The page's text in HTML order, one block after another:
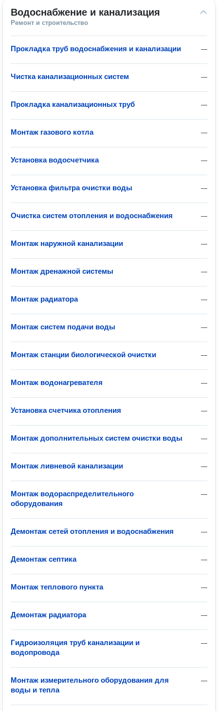
Водоснабжение и канализация
Ремонт и строительство
—
Прокладка труб водоснабжения и канализации
—
Чистка канализационных систем
—
Прокладка канализационных труб
—
Монтаж газового котла
—
Установка водосчетчика
—
Установка фильтра очистки воды
—
Очистка систем отопления и водоснабжения
—
Монтаж наружной канализации
—
Монтаж дренажной системы
—
Монтаж радиатора
—
Монтаж систем подачи воды
—
Монтаж станции биологической очистки
—
Монтаж водонагревателя
—
Установка счетчика отопления
—
Монтаж дополнительных систем очистки воды
—
Монтаж ливневой канализации
—
Монтаж водораспределительного
оборудования
—
Демонтаж сетей отопления и водоснабжения
—
Демонтаж септика
—
Монтаж теплового пункта
—
Демонтаж радиатора
—
Гидроизоляция труб канализации и
водопровода
—
Монтаж измерительного оборудования для
воды и тепла